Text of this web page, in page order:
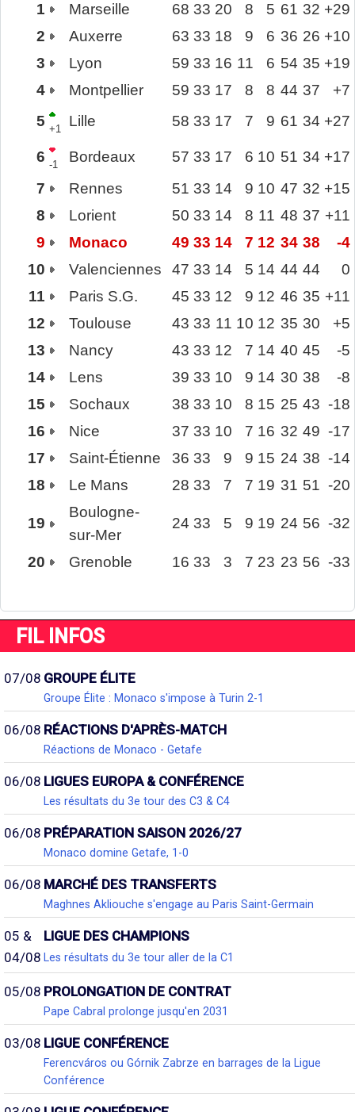
1
Marseille 68 33 20 8 5 61 32 +29
2
Auxerre 63 33 18 9 6 36 26 +10
3
Lyon 59 33 16 11 6 54 35 +19
4
Montpellier 59 33 17 8 8 44 37
+7
5 +1 Lille 58 33 17 7 9 61 34 +27
6 -1 Bordeaux 57 33 17 6 10 51 34 +17
7
Rennes 51 33 14 9 10 47 32 +15
8
Lorient 50 33 14 8 11 48 37 +11
9
Monaco 49 33 14 7 12 34 38
-4
10
Valenciennes 47 33 14 5 14 44 44
0
11
Paris S.G. 45 33 12 9 12 46 35 +11
12
Toulouse 43 33 11 10 12 35 30
+5
13
Nancy 43 33 12 7 14 40 45
-5
14
Lens 39 33 10 9 14 30 38
-8
15
Sochaux 38 33 10 8 15 25 43 -18
16
Nice 37 33 10 7 16 32 49 -17
17
Saint-Étienne 36 33 9 9 15 24 38 -14
18
Le Mans 28 33 7 7 19 31 51 -20
19
Boulogne-
sur-Mer
24 33 5 9 19 24 56 -32
20 Grenoble 16 33 3 7 23 23 56 -33
FIL INFOS
07/08 GROUPE ÉLITE
Groupe Élite : Monaco s'impose à Turin 2-1
06/08 RÉACTIONS D'APRÈS-MATCH
Réactions de Monaco - Getafe
06/08 LIGUES EUROPA & CONFÉRENCE
Les résultats du 3e tour des C3 & C4
06/08 PRÉPARATION SAISON 2026/27
Monaco domine Getafe, 1-0
06/08 MARCHÉ DES TRANSFERTS
Maghnes Akliouche s'engage au Paris Saint-Germain
05 &
04/08
LIGUE DES CHAMPIONS
Les résultats du 3e tour aller de la C1
05/08 PROLONGATION DE CONTRAT
Pape Cabral prolonge jusqu'en 2031
03/08 LIGUE CONFÉRENCE
Ferencváros ou Górnik Zabrze en barrages de la Ligue
Conférence